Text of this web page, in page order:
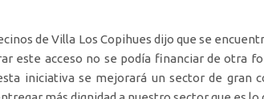
de Villa Los Copihues dijo que se
este acceso no se podía financiar de otra
iniciativa se mejorará un sector de gran